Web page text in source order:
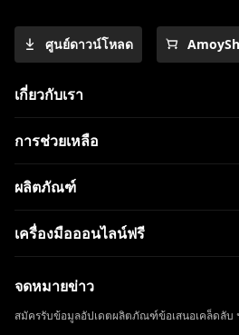
ศูนย์ดาวน์โหลด
เกี่ยวกับเรา
การช่วยเหลือ
ผลิตภัณฑ์
เครื่องมือออนไลน์ฟรี
จดหมายข่าว
สมัครรับข้อมูลอัปเดตผลิตภัณฑ์ข้อเสนอเคล็ดลับ